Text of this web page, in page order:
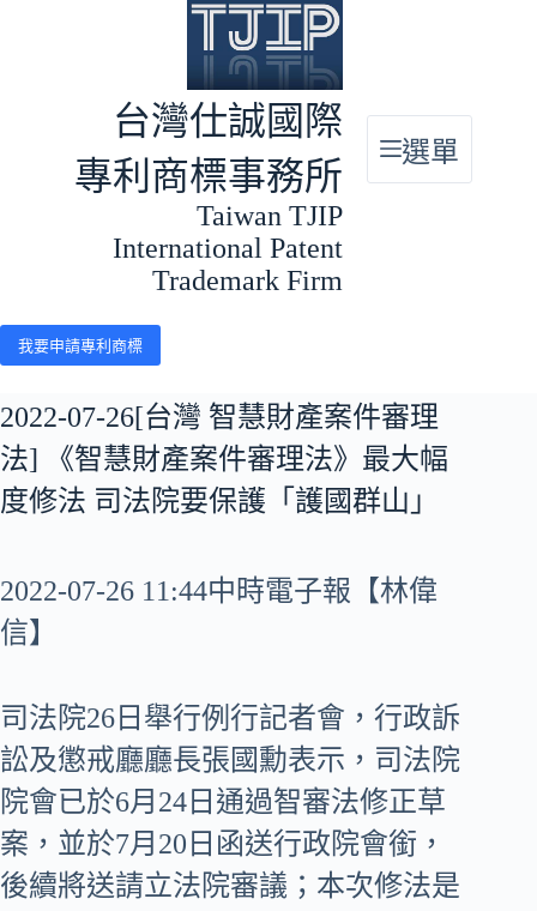
台灣仕誠國際
專利商標事務所
Taiwan TJIP
International Patent
Trademark Firm
選單
我要申請專利商標
2022-07-26[台灣 智慧財產案件審理
法] 《智慧財產案件審理法》最大幅
度修法 司法院要保護「護國群山」
2022-07-26 11:44中時電子報【林偉
信】
司法院26日舉行例行記者會，行政訴
訟及懲戒廳廳長張國勳表示，司法院
院會已於6月24日通過智審法修正草
案，並於7月20日函送行政院會銜，
後續將送請立法院審議；本次修法是